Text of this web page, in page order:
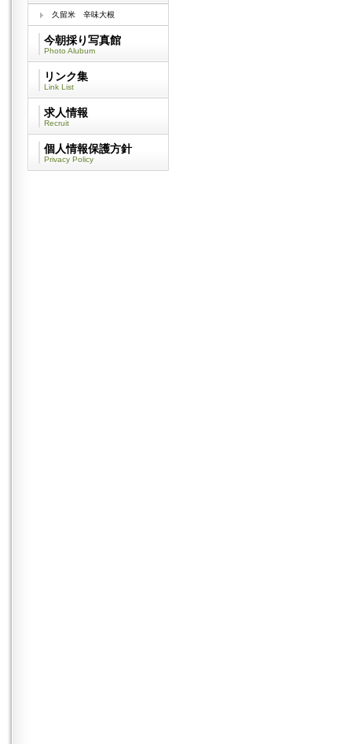
久留米 辛味大根
今朝採り写真館
Photo Alubum
リンク集
Link List
求人情報
Recruit
個人情報保護方針
Privacy Policy